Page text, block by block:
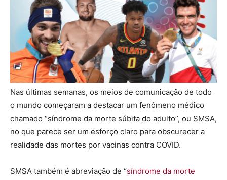
Nas últimas semanas, os meios de comunicação de todo
o mundo começaram a destacar um fenômeno médico
chamado “síndrome da morte súbita do adulto”, ou SMSA,
no que parece ser um esforço claro para obscurecer a
realidade das mortes por vacinas contra COVID.
SMSA também é abreviação de “síndrome da morte